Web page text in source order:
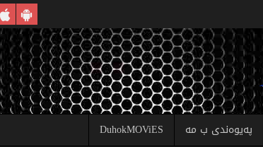
پەیوەندی ب مە DuhokMOViES